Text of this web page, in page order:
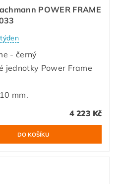
POWER FRAME
- černý
jednotky Power Frame
mm.
4 223 Kč